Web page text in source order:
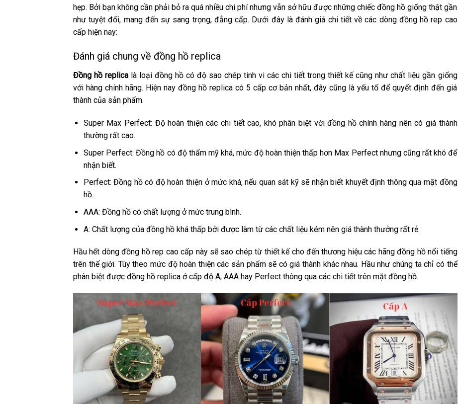
hẹp. Bởi bạn không cần phải bỏ ra quá nhiều chi phí nhưng vẫn sở hữu được những chiếc đồng hồ giống thật gần
như tuyệt đối, mang đến sự sang trọng, đẳng cấp. Dưới đây là đánh giá chi tiết về các dòng đồng hồ rep cao
cấp hiện nay:
Đánh giá chung về đồng hồ replica
Đồng hồ replica là loại đồng hồ có độ sao chép tinh vi các chi tiết trong thiết kế cũng như chất liệu gần giống
với hàng chính hãng. Hiện nay đồng hồ replica có 5 cấp cơ bản nhất, đây cũng là yếu tố để quyết định đến giá
thành của sản phẩm.
Super Max Perfect: Độ hoàn thiện các chi tiết cao, khó phân biệt với đồng hồ chính hàng nên có giá thành
thường rất cao.
Super Perfect: Đồng hồ có độ thẩm mỹ khá, mức độ hoàn thiện thấp hơn Max Perfect nhưng cũng rất khó để
nhận biết.
Perfect: Đồng hồ có độ hoàn thiện ở mức khá, nếu quan sát kỹ sẽ nhận biết khuyết định thông qua mặt đồng
hồ.
AAA: Đồng hồ có chất lượng ở mức trung bình.
A: Chất lượng của đồng hồ khá thấp bởi được làm từ các chất liệu kém nên giá thành thưởng rất rẻ.
Hầu hết dòng đồng hồ rep cao cấp này sẽ sao chép từ thiết kế cho đến thương hiệu các hãng đồng hồ nổi tiếng
trên thế giới. Tùy theo mức độ hoàn thiện các sản phẩm sẽ có giá thành khác nhau. Hầu như chúng ta chỉ có thể
phân biệt được đồng hồ replica ở cấp độ A, AAA hay Perfect thông qua các chi tiết trên mặt đồng hồ.